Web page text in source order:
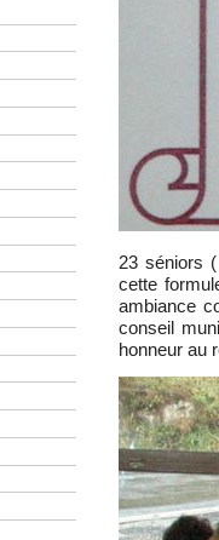
23 séniors
cette
ambiance
conseil
honneur au